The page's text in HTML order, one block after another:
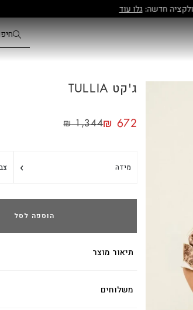
ג'קט TULLIA
₪1,344₪ 672
מידה ›
הוספה לסל
תיאור מוצר
משלוחים